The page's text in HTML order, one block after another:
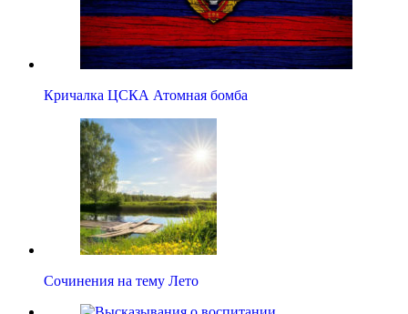
Кричалка ЦСКА Атомная бомба
Сочинения на тему Лето